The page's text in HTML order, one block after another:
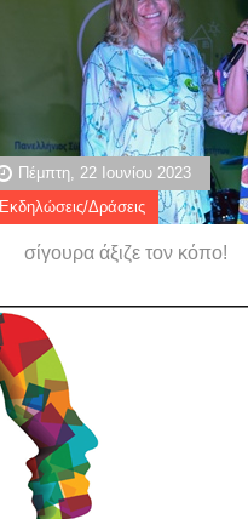
Πέμπτη, 22 Ιουνίου 2023
Εκδηλώσεις/Δράσεις
σίγουρα άξιζε τον κόπο!